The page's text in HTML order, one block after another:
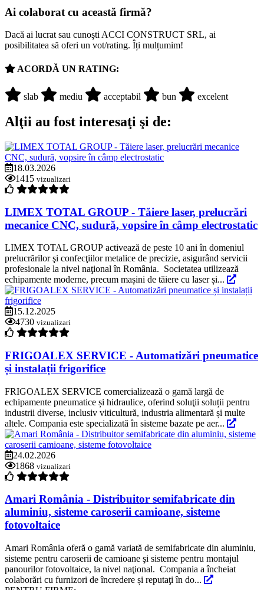
Ai colaborat cu această firmă?
Dacă ai lucrat sau cunoşti ACCI CONSTRUCT SRL, ai
posibilitatea să oferi un vot/rating. Îți mulțumim!
ACORDĂ UN RATING:
slab mediu acceptabil bun excelent
Alţii au fost interesaţi şi de:
18.03.2026
1415 vizualizari
LIMEX TOTAL GROUP - Tăiere laser, prelucrări
mecanice CNC, sudură, vopsire în câmp electrostatic
LIMEX TOTAL GROUP activează de peste 10 ani în domeniul
prelucrărilor şi confecţiilor metalice de precizie, asigurând servicii
profesionale la nivel naţional în România. Societatea utilizează
echipamente moderne, precum mașini de tăiere cu laser și...
15.12.2025
4730 vizualizari
FRIGOALEX SERVICE - Automatizări pneumatice
și instalații frigorifice
FRIGOALEX SERVICE comercializează o gamă largă de
echipamente pneumatice și hidraulice, oferind soluţii soluții pentru
industrii diverse, inclusiv viticultură, industria alimentară și multe
altele. Compania este specializată în sisteme bazate pe aer...
24.02.2026
1868 vizualizari
Amari România - Distribuitor semifabricate din
aluminiu, sisteme caroserii camioane, sisteme
fotovoltaice
Amari România oferă o gamă variată de semifabricate din aluminiu,
sisteme pentru caroserii de camioane şi sisteme pentru montajul
panourilor fotovoltaice, la nivel naţional. Compania a încheiat
colaborări cu furnizori de încredere și reputaţi în do...